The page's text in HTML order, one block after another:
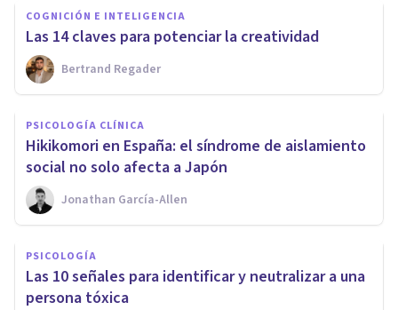
COGNICIÓN E INTELIGENCIA
Las 14 claves para potenciar la creatividad
Bertrand Regader
PSICOLOGÍA CLÍNICA
Hikikomori en España: el síndrome de aislamiento
social no solo afecta a Japón
Jonathan García-Allen
PSICOLOGÍA
Las 10 señales para identificar y neutralizar a una
persona tóxica